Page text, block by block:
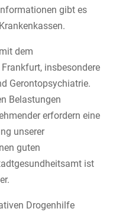
gibt es
dem
insbesondere
Gerontopsychiatrie.
Belastungen
erfordern eine
unserer
guten
ist
Drogenhilfe